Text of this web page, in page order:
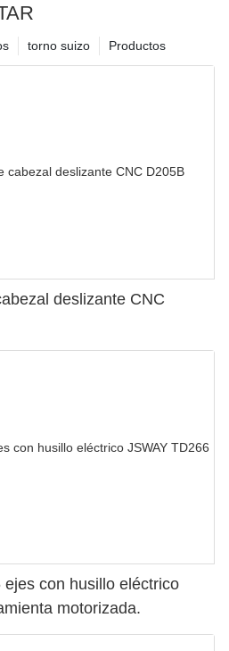
Productos
torno suizo
deslizante CNC
con husillo eléctrico
motorizada.